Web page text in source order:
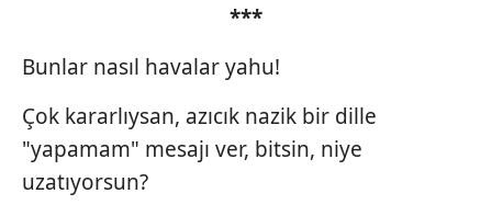
hazırlanmış Aydınlatma Metnimizi okumak ve sitemizde
almak için lütfentıklayınız .
***
Bunlar nasıl havalar yahu!
Çok kararlıysan, azıcık nazik bir dille
"yapamam" mesajı ver, bitsin, niye
uzatıyorsun?